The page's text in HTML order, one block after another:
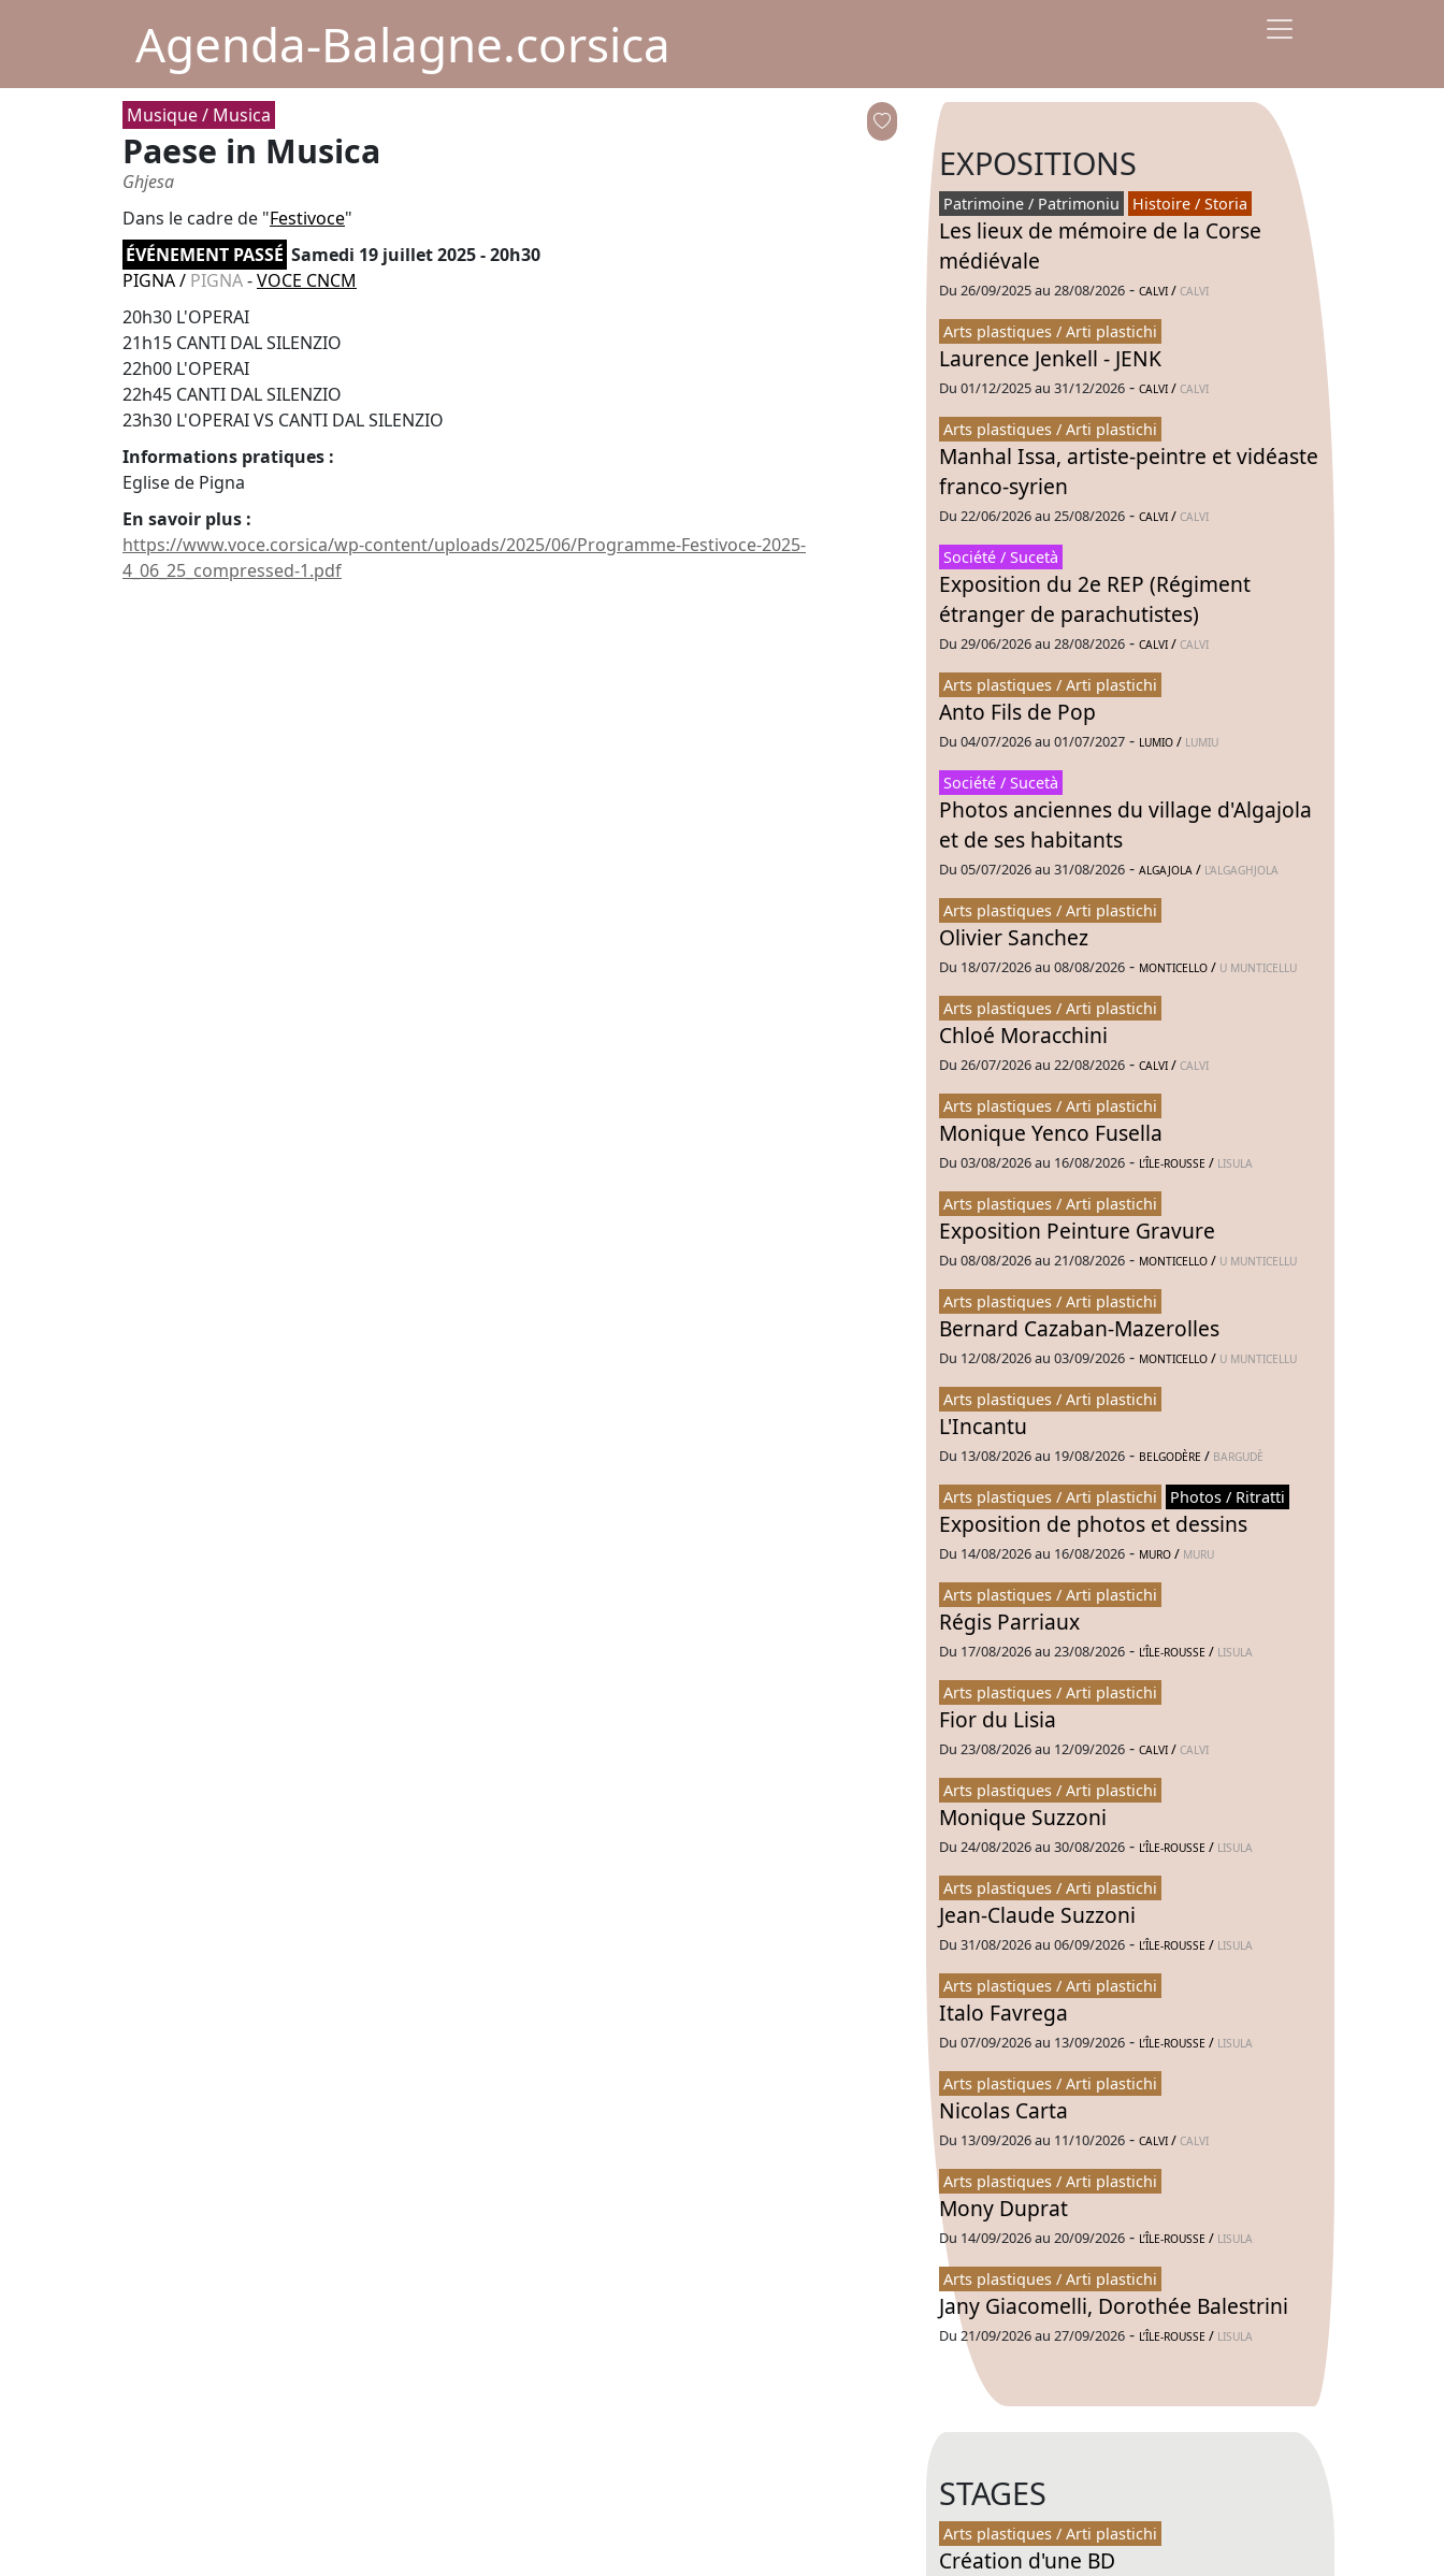
Agenda-Balagne.corsica
Musique / Musica
Paese in Musica
Ghjesa
Dans le cadre de "Festivoce"
ÉVÉNEMENT PASSÉ Samedi 19 juillet 2025 - 20h30
PIGNA/ PIGNA-VOCE CNCM
20h30 L'OPERAI
21h15 CANTI DAL SILENZIO
22h00 L'OPERAI
22h45 CANTI DAL SILENZIO
23h30 L'OPERAI VS CANTI DAL SILENZIO
Informations pratiques :
Eglise de Pigna
En savoir plus :
https://www.voce.corsica/wp-content/uploads/2025/06/Programme-Festivoce-2025-
4_06_25_compressed-1.pdf
EXPOSITIONS
Patrimoine / Patrimoniu Histoire / Storia
Les lieux de mémoire de la Corse
médiévale
Du 26/09/2025 au 28/08/2026 - CALVI / CALVI
Arts plastiques / Arti plastichi
Laurence Jenkell - JENK
Du 01/12/2025 au 31/12/2026 - CALVI / CALVI
Arts plastiques / Arti plastichi
Manhal Issa, artiste-peintre et vidéaste
franco-syrien
Du 22/06/2026 au 25/08/2026 - CALVI / CALVI
Société / Sucetà
Exposition du 2e REP (Régiment
étranger de parachutistes)
Du 29/06/2026 au 28/08/2026 - CALVI / CALVI
Arts plastiques / Arti plastichi
Anto Fils de Pop
Du 04/07/2026 au 01/07/2027 - LUMIO / LUMIU
Société / Sucetà
Photos anciennes du village d'Algajola
et de ses habitants
Du 05/07/2026 au 31/08/2026 - ALGAJOLA / L'ALGAGHJOLA
Arts plastiques / Arti plastichi
Olivier Sanchez
Du 18/07/2026 au 08/08/2026 - MONTICELLO / U MUNTICELLU
Arts plastiques / Arti plastichi
Chloé Moracchini
Du 26/07/2026 au 22/08/2026 - CALVI / CALVI
Arts plastiques / Arti plastichi
Monique Yenco Fusella
Du 03/08/2026 au 16/08/2026 - L’ÎLE-ROUSSE / LISULA
Arts plastiques / Arti plastichi
Exposition Peinture Gravure
Du 08/08/2026 au 21/08/2026 - MONTICELLO / U MUNTICELLU
Arts plastiques / Arti plastichi
Bernard Cazaban-Mazerolles
Du 12/08/2026 au 03/09/2026 - MONTICELLO / U MUNTICELLU
Arts plastiques / Arti plastichi
L'Incantu
Du 13/08/2026 au 19/08/2026 - BELGODÈRE / BARGUDÈ
Arts plastiques / Arti plastichi Photos / Ritratti
Exposition de photos et dessins
Du 14/08/2026 au 16/08/2026 - MURO / MURU
Arts plastiques / Arti plastichi
Régis Parriaux
Du 17/08/2026 au 23/08/2026 - L’ÎLE-ROUSSE / LISULA
Arts plastiques / Arti plastichi
Fior du Lisia
Du 23/08/2026 au 12/09/2026 - CALVI / CALVI
Arts plastiques / Arti plastichi
Monique Suzzoni
Du 24/08/2026 au 30/08/2026 - L’ÎLE-ROUSSE / LISULA
Arts plastiques / Arti plastichi
Jean-Claude Suzzoni
Du 31/08/2026 au 06/09/2026 - L’ÎLE-ROUSSE / LISULA
Arts plastiques / Arti plastichi
Italo Favrega
Du 07/09/2026 au 13/09/2026 - L’ÎLE-ROUSSE / LISULA
Arts plastiques / Arti plastichi
Nicolas Carta
Du 13/09/2026 au 11/10/2026 - CALVI / CALVI
Arts plastiques / Arti plastichi
Mony Duprat
Du 14/09/2026 au 20/09/2026 - L’ÎLE-ROUSSE / LISULA
Arts plastiques / Arti plastichi
Jany Giacomelli, Dorothée Balestrini
Du 21/09/2026 au 27/09/2026 - L’ÎLE-ROUSSE / LISULA
STAGES
Arts plastiques / Arti plastichi
Création d'une BD